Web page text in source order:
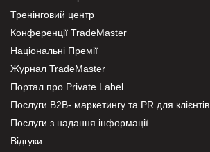
Тренінговий центр
Конференції TradeMaster
Національні Премії
Журнал TradeMaster
Портал про Private Label
Послуги В2В- маркетингу та PR для клієнтів
Послуги з надання інформації
Відгуки